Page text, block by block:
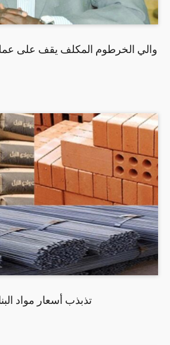
والي الخرطوم المكلف يقف على
تذبذب أسعار مواد